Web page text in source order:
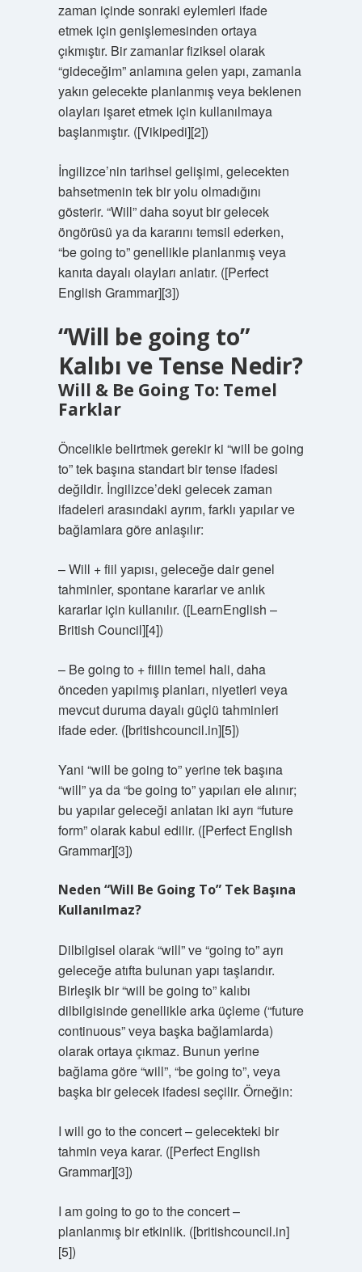
zaman içinde sonraki eylemleri ifade
etmek için genişlemesinden ortaya
çıkmıştır. Bir zamanlar fiziksel olarak
“gideceğim” anlamına gelen yapı, zamanla
yakın gelecekte planlanmış veya beklenen
olayları işaret etmek için kullanılmaya
başlanmıştır. ([Vikipedi][2])
İngilizce’nin tarihsel gelişimi, gelecekten
bahsetmenin tek bir yolu olmadığını
gösterir. “Will” daha soyut bir gelecek
öngörüsü ya da kararını temsil ederken,
“be going to” genellikle planlanmış veya
kanıta dayalı olayları anlatır. ([Perfect
English Grammar][3])
“Will be going to”
Kalıbı ve Tense Nedir?
Will & Be Going To: Temel
Farklar
Öncelikle belirtmek gerekir ki “will be going
to” tek başına standart bir tense ifadesi
değildir. İngilizce’deki gelecek zaman
ifadeleri arasındaki ayrım, farklı yapılar ve
bağlamlara göre anlaşılır:
– Will + fiil yapısı, geleceğe dair genel
tahminler, spontane kararlar ve anlık
kararlar için kullanılır. ([LearnEnglish –
British Council][4])
– Be going to + fiilin temel hali, daha
önceden yapılmış planları, niyetleri veya
mevcut duruma dayalı güçlü tahminleri
ifade eder. ([britishcouncil.in][5])
Yani “will be going to” yerine tek başına
“will” ya da “be going to” yapıları ele alınır;
bu yapılar geleceği anlatan iki ayrı “future
form” olarak kabul edilir. ([Perfect English
Grammar][3])
Neden “Will Be Going To” Tek Başına
Kullanılmaz?
Dilbilgisel olarak “will” ve “going to” ayrı
geleceğe atıfta bulunan yapı taşlarıdır.
Birleşik bir “will be going to” kalıbı
dilbilgisinde genellikle arka üçleme (“future
continuous” veya başka bağlamlarda)
olarak ortaya çıkmaz. Bunun yerine
bağlama göre “will”, “be going to”, veya
başka bir gelecek ifadesi seçilir. Örneğin:
I will go to the concert – gelecekteki bir
tahmin veya karar. ([Perfect English
Grammar][3])
I am going to go to the concert –
planlanmış bir etkinlik. ([britishcouncil.in]
[5])